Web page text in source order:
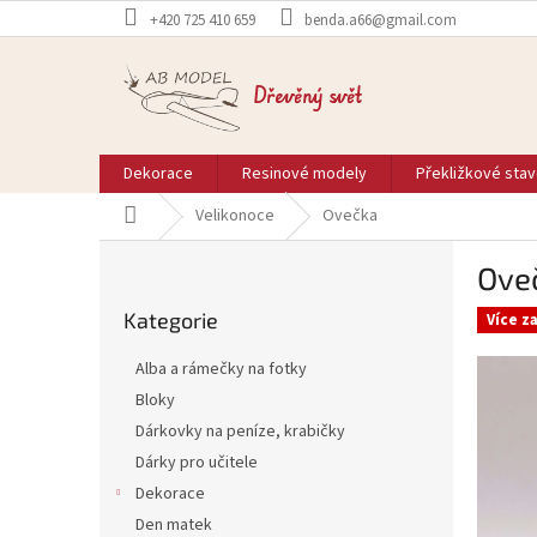
na
+420 725 410 659 benda.a66@gmail.com
Dřevěný svět
Dekorace Resinové modely Překližkové
Domů Velikonoce Ovečka
kategorie
Kategorie
Alba a rámečky na fotky
Bloky
Dárkovky na peníze, krabičky
Dárky pro učitele
Dekorace
Den matek
Více